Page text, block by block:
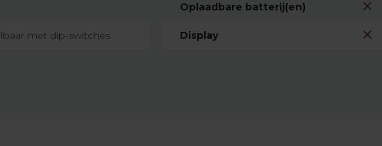
Oplaadbare batterij(en)
met dip-switches Display